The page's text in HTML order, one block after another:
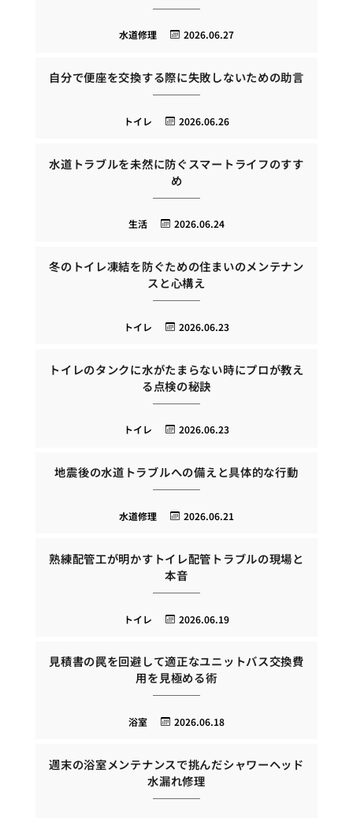
2026.06.27
水道修理
自分で便座を交換する際に失敗しないための助言
2026.06.26
トイレ
水道トラブルを未然に防ぐスマートライフのすす
め
2026.06.24
生活
冬のトイレ凍結を防ぐための住まいのメンテナン
スと心構え
2026.06.23
トイレ
トイレのタンクに水がたまらない時にプロが教え
る点検の秘訣
2026.06.23
トイレ
地震後の水道トラブルへの備えと具体的な行動
2026.06.21
水道修理
熟練配管工が明かすトイレ配管トラブルの現場と
本音
2026.06.19
トイレ
見積書の罠を回避して適正なユニットバス交換費
用を見極める術
2026.06.18
浴室
週末の浴室メンテナンスで挑んだシャワーヘッド
水漏れ修理